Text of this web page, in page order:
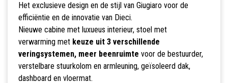
Het exclusieve design en de stijl van Giugiaro voor de
efficiëntie en de innovatie van Dieci.
Nieuwe cabine met luxueus interieur, stoel met
verwarming met keuze uit 3 verschillende
veringsystemen, meer beenruimte voor de bestuurder,
verstelbare stuurkolom en armleuning, geïsoleerd dak,
dashboard en vloermat.